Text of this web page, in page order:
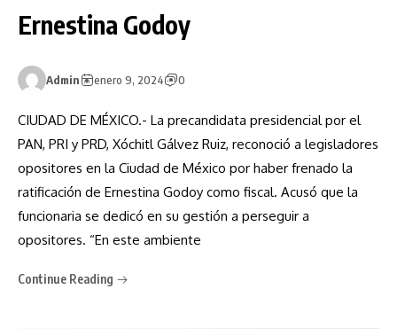
Ernestina Godoy
Admin enero 9, 2024 0
CIUDAD DE MÉXICO.- La precandidata presidencial por el
PAN, PRI y PRD, Xóchitl Gálvez Ruiz, reconoció a legisladores
opositores en la Ciudad de México por haber frenado la
ratificación de Ernestina Godoy como fiscal. Acusó que la
funcionaria se dedicó en su gestión a perseguir a
opositores. “En este ambiente
Continue Reading